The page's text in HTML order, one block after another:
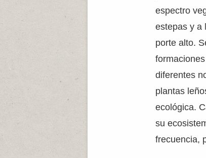
espectro
estepas y a
porte alto.
diferentes
plantas
ecológica.
su
frecuencia,